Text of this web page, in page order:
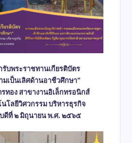
รับพระราชทานเกียรติบัตร
มเป็นเลิศด้านอาชีวศึกษา”
ทอง สาขางานอิเล็กทรอนิกส์
โลยีวิศวกรรม บริหารธุรกิจ
ดีที่ ๒ มิถุนายน พ.ศ. ๒๕๖๕